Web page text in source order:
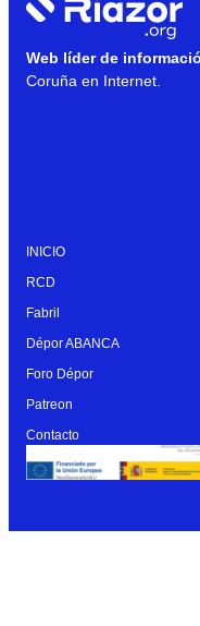
Web líder de
Coruña en Internet.
INICIO
RCD
Fabril
Dépor ABANCA
Foro Dépor
Patreon
Contacto